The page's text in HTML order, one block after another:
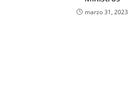
marzo 31, 2023